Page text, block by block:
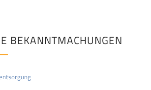
BEKANNTMACHUNGEN